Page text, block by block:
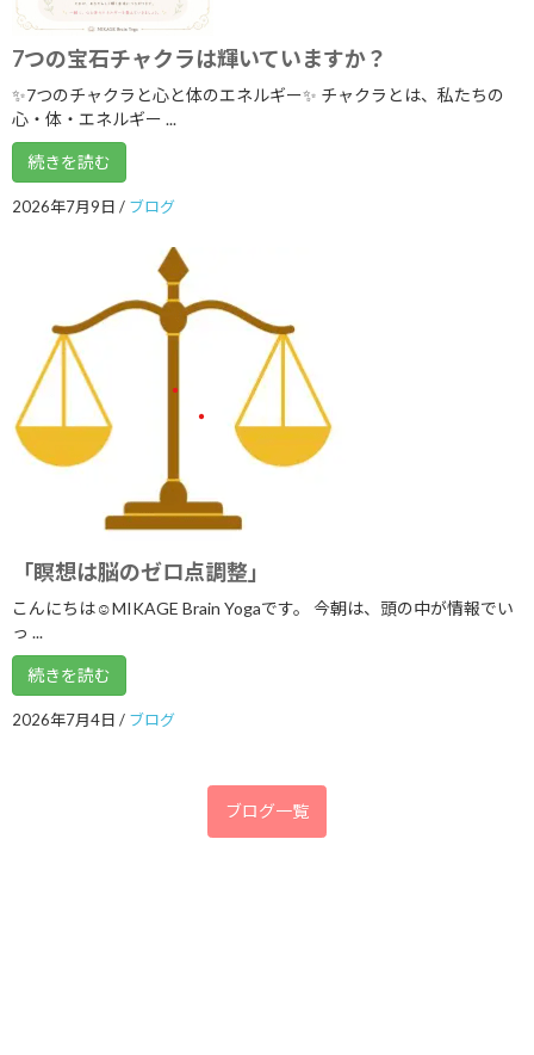
2020年2月
2019年12月
2019年11月
2019年9月
2019年2月
2019年1月
2018年12月
2018年11月
2018年5月
2018年4月
2018年3月
2018年2月
7つの宝石チャクラは輝いていますか？
✨7つのチャクラと心と体のエネルギー✨ チャクラとは、私たちの
心・体・エネルギー ...
続きを読む
2026年7月9日 / ブログ
「瞑想は脳のゼロ点調整」
こんにちは☺MIKAGE Brain Yogaです。 今朝は、頭の中が情報でい
っ ...
続きを読む
2026年7月4日 / ブログ
ブログ一覧